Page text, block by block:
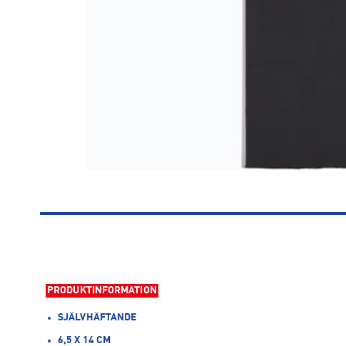
PRODUKTINFORMATION
SJÄLVHÄFTANDE
6,5 X 14 CM